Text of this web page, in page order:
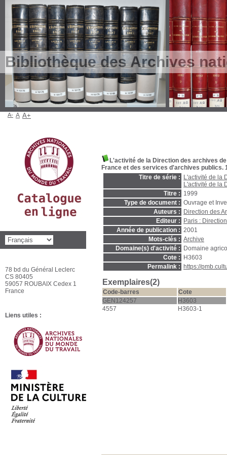
Bibliothèque des Archives
L'activité de la Direction des archives
France et des services d'archives publics.
Titre de série :
L'activité de la
L'activité de la
Titre : 1999
Type de document : Ouvrage et
Auteurs :
Direction des
Editeur :
Paris :
Année de publication : 2001
Mots-clés : Archive
Domaine(s) d'activité :
Domaine
Cote :
H3603
Permalink :
https://
Exemplaires(2)
Code-barres
Cote
GEN124257
H3603
4557
H3603-1
A- A A+
78 bd du Général Leclerc
CS 80405
59057 ROUBAIX Cedex 1
France
Liens utiles :